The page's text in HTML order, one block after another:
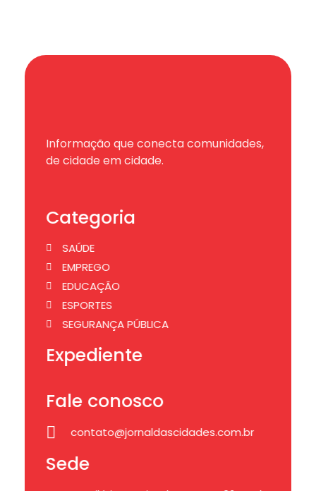
Informação que conecta comunidades,
de cidade em cidade.
Categoria
SAÚDE
EMPREGO
EDUCAÇÃO
ESPORTES
SEGURANÇA PÚBLICA
Expediente
Fale conosco
contato@jornaldascidades.com.br
Sede